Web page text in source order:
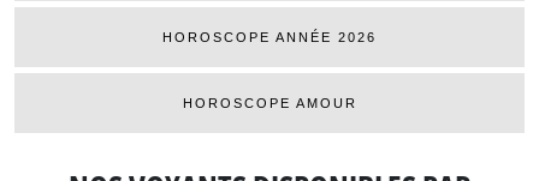
HOROSCOPE ANNÉE 2026
HOROSCOPE AMOUR